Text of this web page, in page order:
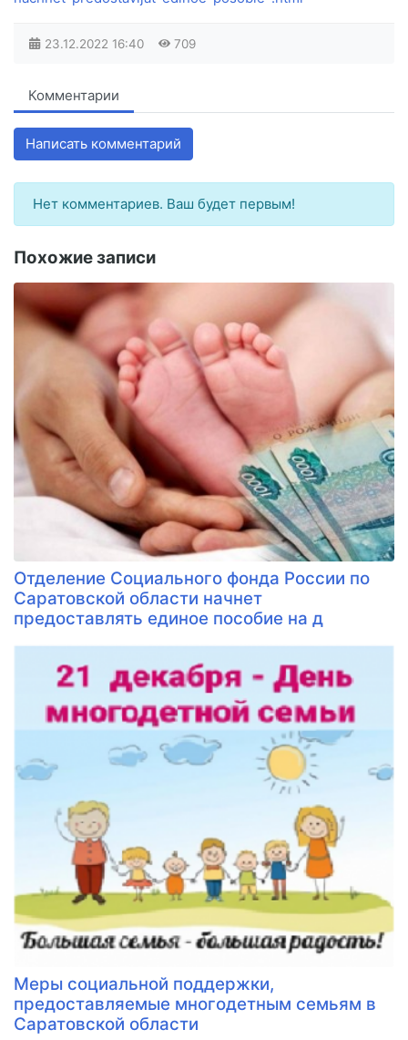
23.12.2022 16:40 709
Комментарии
Написать комментарий
Нет комментариев. Ваш будет первым!
Похожие записи
Отделение Социального фонда России по
Саратовской области начнет
предоставлять единое пособие на д
Меры социальной поддержки,
предоставляемые многодетным семьям в
Саратовской области